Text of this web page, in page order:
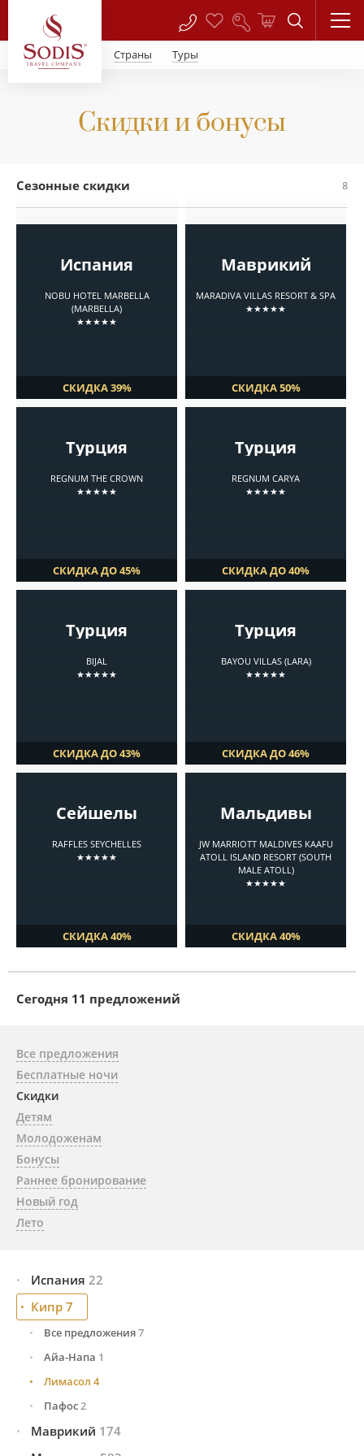
Страны Туры
Скидки и бонусы
Сезонные скидки 8
Испания
NOBU HOTEL MARBELLA
(MARBELLA)
★★★★★
СКИДКА 39%
Маврикий
MARADIVA VILLAS RESORT & SPA
★★★★★
СКИДКА 50%
Турция
REGNUM THE CROWN
★★★★★
СКИДКА ДО 45%
Турция
REGNUM CARYA
★★★★★
СКИДКА ДО 40%
Турция
BIJAL
★★★★★
СКИДКА ДО 43%
Турция
BAYOU VILLAS (LARA)
★★★★★
СКИДКА ДО 46%
Сейшелы
RAFFLES SEYCHELLES
★★★★★
СКИДКА 40%
Мальдивы
JW MARRIOTT MALDIVES KAAFU
ATOLL ISLAND RESORT (SOUTH
MALE ATOLL)
★★★★★
СКИДКА 40%
Cегодня 11 предложений
Все предложения
Бесплатные ночи
Скидки
Детям
Молодоженам
Бонусы
Раннее бронирование
Новый год
Лето
Испания 22
Малага и побережье Коста-дель-Соль
Тенерифе (Канарские о-ва)
Кипр 7
Все предложения7
Айа-Напа 1
Лимасол 4
Пафос2
Маврикий 174